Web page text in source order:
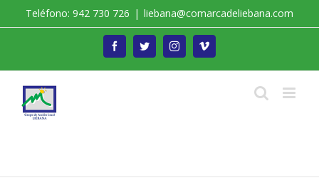
Teléfono: 942 730 726 | liebana@comarcadeliebana.com
FacebookTwitterInstagramVimeo